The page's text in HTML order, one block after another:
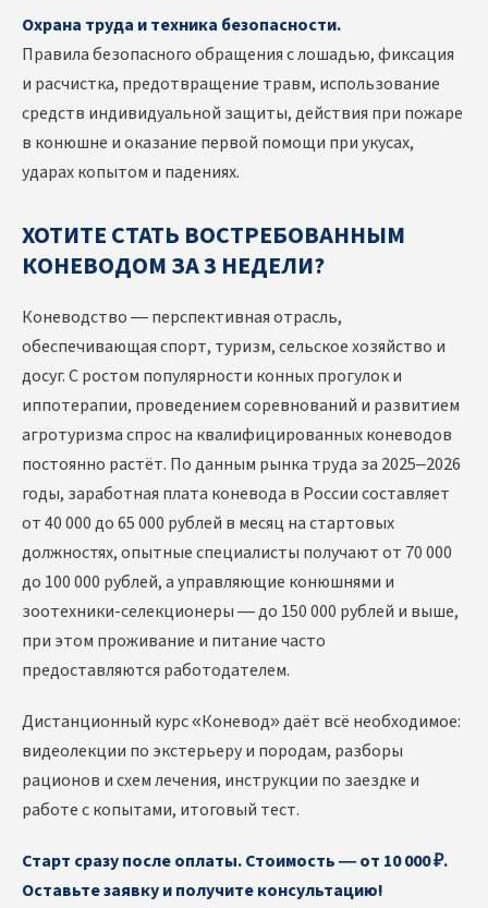
Охрана труда и техника безопасности.
Правила безопасного обращения с лошадью, фиксация
и расчистка, предотвращение травм, использование
средств индивидуальной защиты, действия при пожаре
в конюшне и оказание первой помощи при укусах,
ударах копытом и падениях.
ХОТИТЕ СТАТЬ ВОСТРЕБОВАННЫМ
КОНЕВОДОМ ЗА 3 НЕДЕЛИ?
Коневодство — перспективная отрасль,
обеспечивающая спорт, туризм, сельское хозяйство и
досуг. С ростом популярности конных прогулок и
иппотерапии, проведением соревнований и развитием
агротуризма спрос на квалифицированных коневодов
постоянно растёт. По данным рынка труда за 2025–2026
годы, заработная плата коневода в России составляет
от 40 000 до 65 000 рублей в месяц на стартовых
должностях, опытные специалисты получают от 70 000
до 100 000 рублей, а управляющие конюшнями и
зоотехники-селекционеры — до 150 000 рублей и выше,
при этом проживание и питание часто
предоставляются работодателем.
Дистанционный курс «Коневод» даёт всё необходимое:
видеолекции по экстерьеру и породам, разборы
рационов и схем лечения, инструкции по заездке и
работе с копытами, итоговый тест.
Старт сразу после оплаты. Стоимость — от 10 000 ₽.
Оставьте заявку и получите консультацию!